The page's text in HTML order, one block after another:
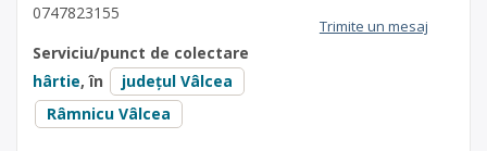
0747823155
Serviciu/punct de colectare
hârtie, în
județul Vâlcea
Râmnicu Vâlcea
Trimite un mesaj